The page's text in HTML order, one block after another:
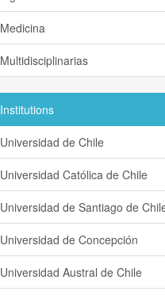
Medicina
Multidisciplinarias
Institutions
Universidad de Chile
Universidad Católica de Chile
Universidad de Santiago de
Universidad de Concepción
Universidad Austral de Chile